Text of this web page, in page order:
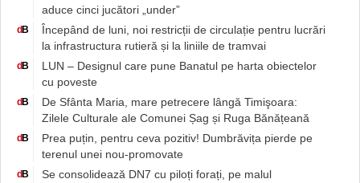
aduce cinci jucători „under”
d B
Începând de luni, noi restricții de circulație pentru lucrări
la infrastructura rutieră și la liniile de tramvai
d B
LUN – Designul care pune Banatul pe harta obiectelor
cu poveste
d B
De Sfânta Maria, mare petrecere lângă Timişoara:
Zilele Culturale ale Comunei Șag și Ruga Bănățeană
d B
Prea puțin, pentru ceva pozitiv! Dumbrăvița pierde pe
terenul unei nou-promovate
d B
Se consolidează DN7 cu piloți forați, pe malul